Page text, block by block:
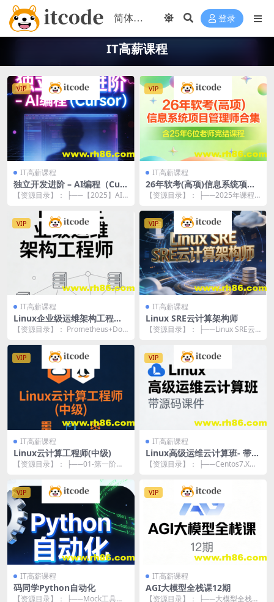
登录
IT高薪课程
VIP
IT高薪课程
独立开发进阶 – AI编程（Curs
or）
【资源目录】： ├──【2025】AI
VIP
IT高薪课程
26年软考(高项)信息系统项目
管理师合集|含25年6位老师完
【资源目录】： ├──2025年课程
项...
VIP
IT高薪课程
Linux企业级运维架构工程师
Prometheus+Docker+Jenki
Kafka
【资源目录】： Prometheus+Doc
VIP
IT高薪课程
Linux SRE云计算架构师
【资源目录】： ├──Linux SRE云
VIP
IT高薪课程
Linux云计算工程师(中级)
【资源目录】： ├──01-第一阶
VIP
IT高薪课程
Linux高级运维云计算班- 带源
码课件
【资源目录】： ├──Centos7.X版
VIP
IT高薪课程
码同学Python自动化
【资源目录】： ├──Mock工具学
VIP
IT高薪课程
AGI大模型全栈课12期
【资源目录】： ├──大模型全栈